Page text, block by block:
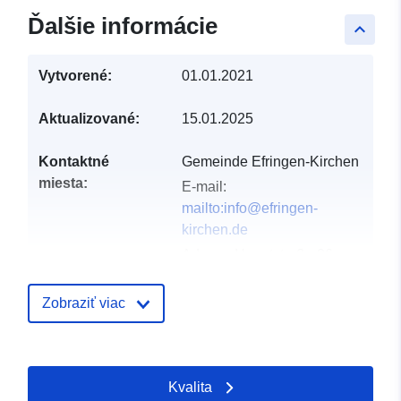
keyboard_arrow_up
Ďalšie informácie
Vytvorené: 01.01.2021
Aktualizované: 15.01.2025
Kontaktné
miesta:
Gemeinde Efringen-Kirchen
E-mail:
mailto:info@efringen-
kirchen.de
kirchen.de
Zobraziť viac
Kvalita